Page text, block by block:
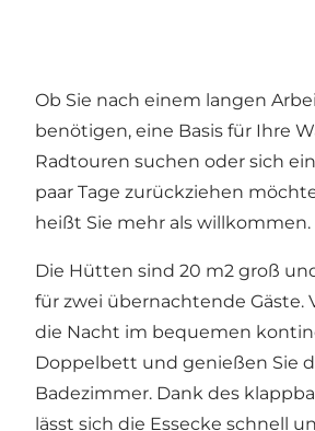
Ob Sie nach einem langen
benötigen, eine Basis für Ihre
Radtouren suchen oder sich
paar Tage zurückziehen
heißt Sie mehr als willkommen.
Die Hütten sind 20 m2 groß
für zwei übernachtende Gäste.
die Nacht im bequemen
Doppelbett und genießen Sie
Badezimmer. Dank des
lässt sich die Essecke schnell